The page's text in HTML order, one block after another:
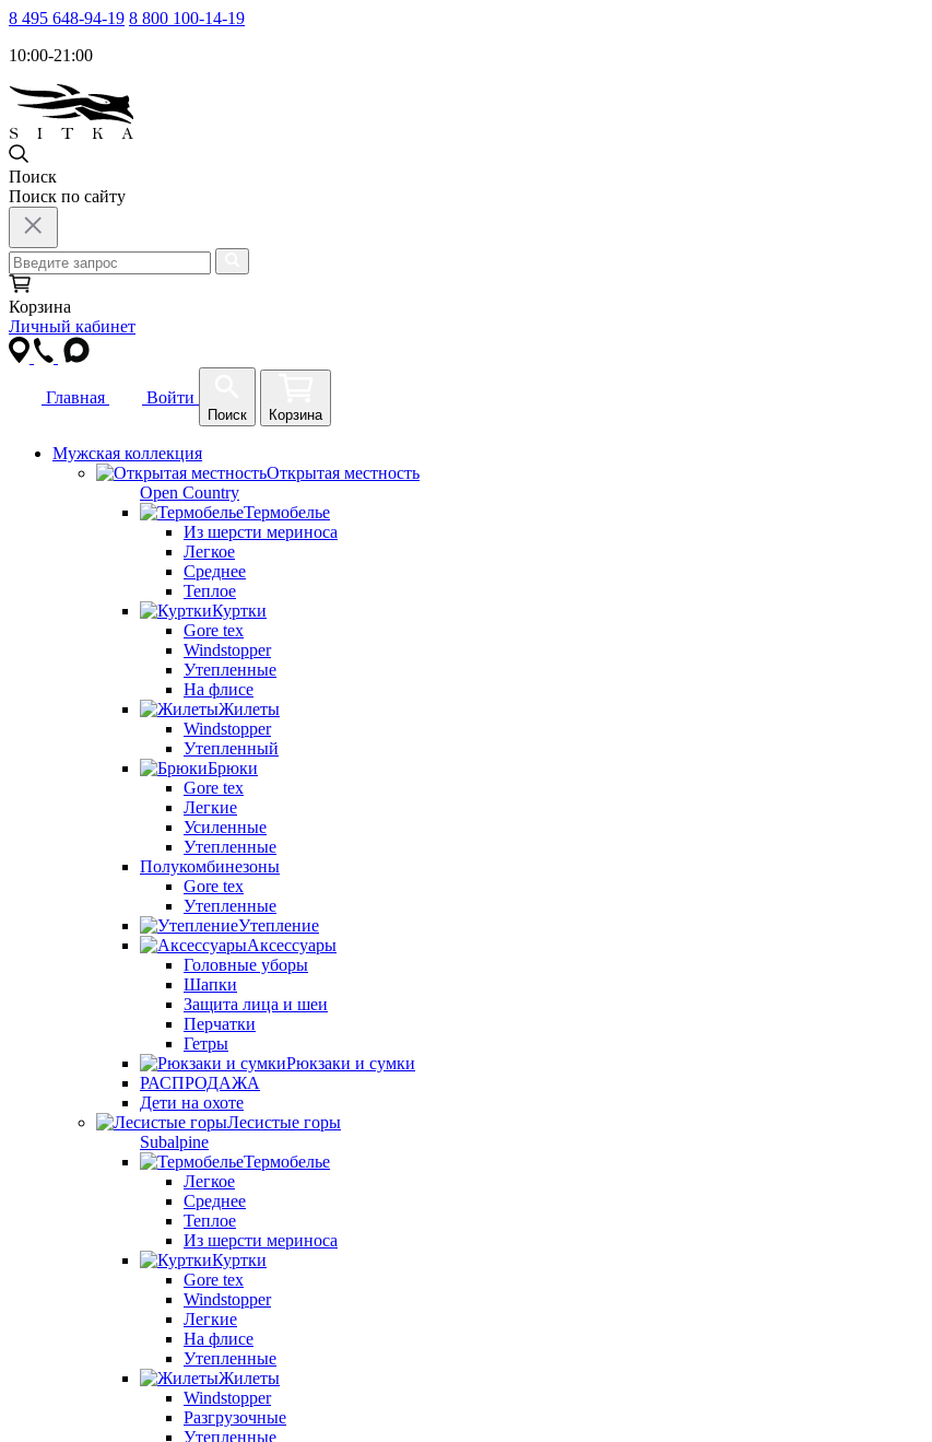
8 495 648-94-19 8 800 100-14-19
10:00-21:00
Поиск
Поиск по сайту
Корзина
Личный кабинет
Главная Войти
Поиск Корзина
Мужская коллекция
Открытая местность
Open Country
Термобелье
Из шерсти мериноса
Легкое
Среднее
Теплое
Куртки
Gore tex
Windstopper
Утепленные
На флисе
Жилеты
Windstopper
Утепленный
Брюки
Gore tex
Легкие
Усиленные
Утепленные
Полукомбинезоны
Gore tex
Утепленные
Утепление
Аксессуары
Головные уборы
Шапки
Защита лица и шеи
Перчатки
Гетры
Рюкзаки и сумки
РАСПРОДАЖА
Дети на охоте
Лесистые горы
Subalpine
Термобелье
Легкое
Среднее
Теплое
Из шерсти мериноса
Куртки
Gore tex
Windstopper
Легкие
На флисе
Утепленные
Жилеты
Windstopper
Разгрузочные
Утепленные